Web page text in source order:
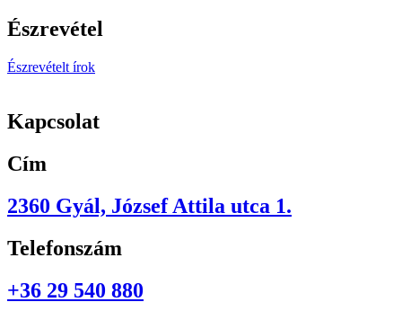
Észrevétel
Észrevételt írok
Kapcsolat
Cím
2360 Gyál, József Attila utca 1.
Telefonszám
+36 29 540 880